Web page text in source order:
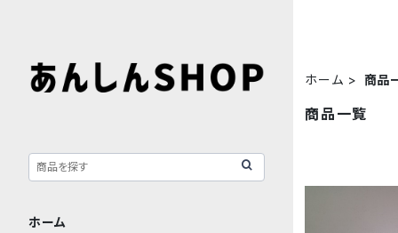
ホーム 商品
商品一覧
ホーム